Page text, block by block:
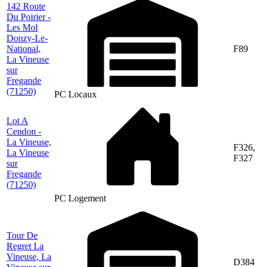
142 Route
Du Poirier -
Les Mol
Donzy-Le-
National,
La Vineuse
sur
Fregande
(71250)
PC Locaux
F89
Lot A
Cendon -
La Vineuse,
La Vineuse
sur
Fregande
(71250)
PC Logement
F326,
F327
Tour De
Regret La
Vineuse, La
D384